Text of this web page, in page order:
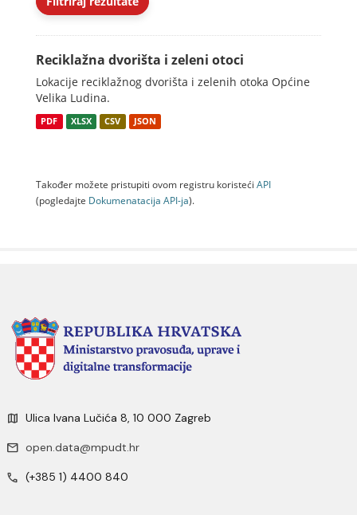
Reciklažna dvorišta i zeleni otoci
Lokacije reciklažnog dvorišta i zelenih otoka Općine
Velika Ludina.
PDF XLSX CSV JSON
Također možete pristupiti ovom registru koristeći API
(pogledajte Dokumenаtаcijа API-jа).